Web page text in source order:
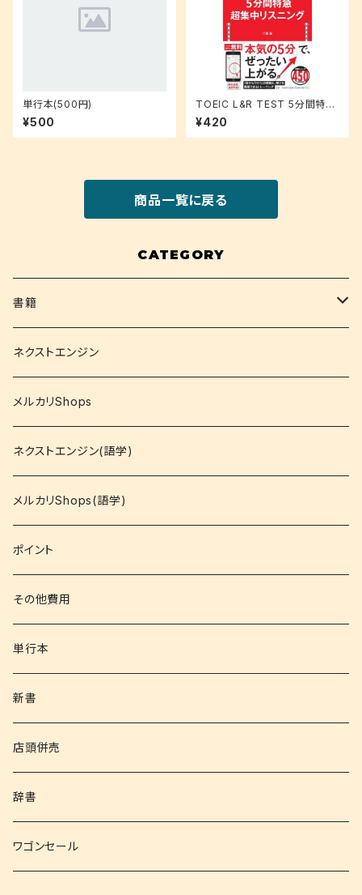
単行本(500円)
¥500
TOEIC L&R TEST 5分間特急
超集中リスニング (TOEIC TES
T 特急シリーズ)
¥420
商品一覧に戻る
CATEGORY
書籍
関西大学テキスト
就活
資格
コミック
文庫
その他書籍
書籍以外
ネクストエンジン
メルカリShops
ネクストエンジン(語学)
メルカリShops(語学)
ポイント
その他費用
単行本
新書
店頭併売
辞書
ワゴンセール